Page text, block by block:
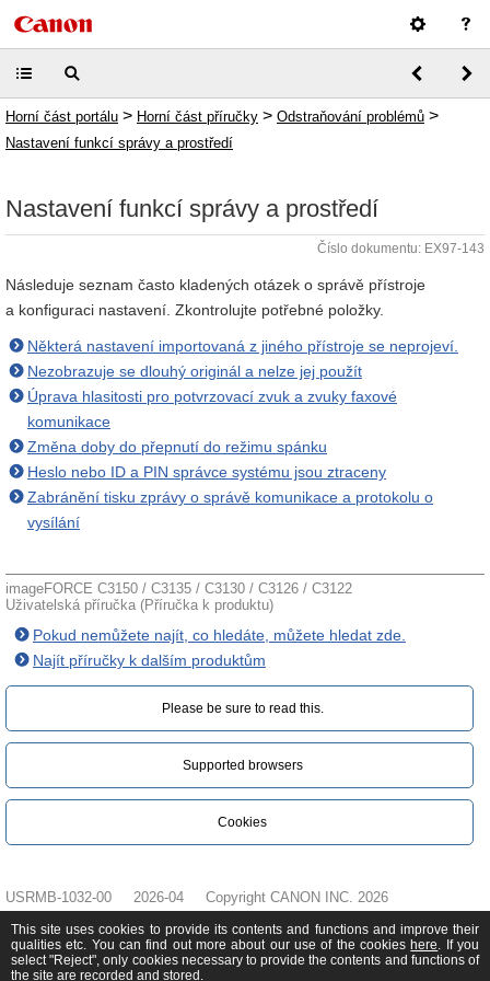
Horní část portálu > Horní část příručky > Odstraňování problémů >
Nastavení funkcí správy a prostředí
Nastavení funkcí správy a prostředí
Číslo dokumentu: EX97-143
Následuje seznam často kladených otázek o správě přístroje
a konfiguraci nastavení. Zkontrolujte potřebné položky.
Některá nastavení importovaná z jiného přístroje se neprojeví.
Nezobrazuje se dlouhý originál a nelze jej použít
Úprava hlasitosti pro potvrzovací zvuk a zvuky faxové
komunikace
Změna doby do přepnutí do režimu spánku
Heslo nebo ID a PIN správce systému jsou ztraceny
Zabránění tisku zprávy o správě komunikace a protokolu o
vysílání
imageFORCE C3150 / C3135 / C3130 / C3126 / C3122
Uživatelská příručka (Příručka k produktu)
Pokud nemůžete najít, co hledáte, můžete hledat zde.
Najít příručky k dalším produktům
Please be sure to read this.‎
Supported browsers
Cookies
USRMB-1032-00 2026-04 Copyright CANON INC. 2026
This site uses cookies to provide its contents and functions and improve their
qualities etc. You can find out more about our use of the cookies here. If you
select "Reject", only cookies necessary to provide the contents and functions of
the site are recorded and stored.